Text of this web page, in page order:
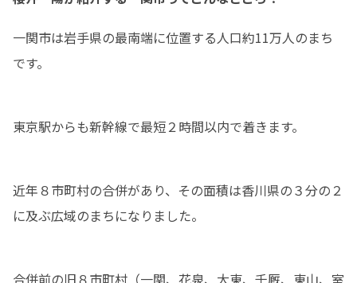
一関市は岩手県の最南端に位置する人口約11万人のまち
です。
東京駅からも新幹線で最短２時間以内で着きます。
近年８市町村の合併があり、その面積は香川県の３分の２
に及ぶ広域のまちになりました。
合併前の旧８市町村（一関、花泉、大東、千厩、東山、室